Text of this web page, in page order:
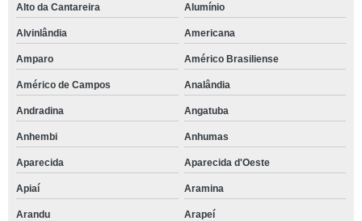
Alto da Cantareira Alumínio
Alvinlândia Americana
Amparo Américo Brasiliense
Américo de Campos Analândia
Andradina Angatuba
Anhembi Anhumas
Aparecida Aparecida d'Oeste
Apiaí Aramina
Arandu Arapeí